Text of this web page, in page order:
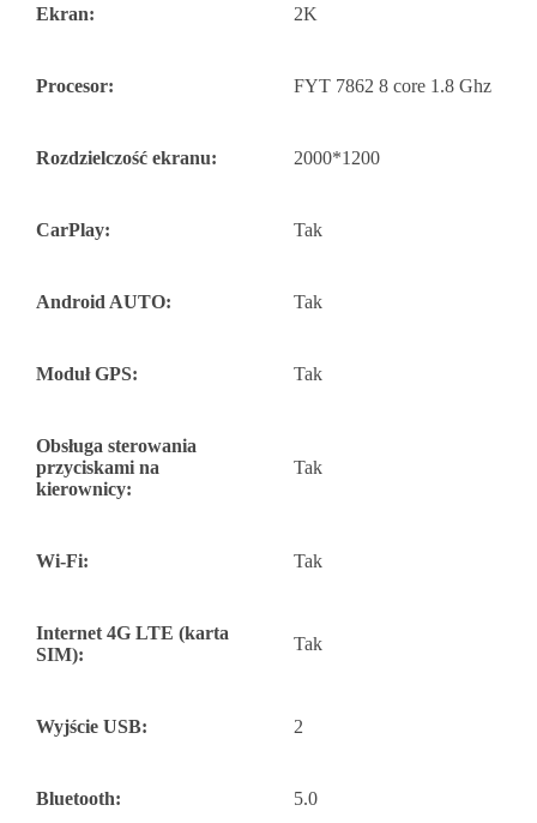
Ekran: 2K
Procesor: FYT 7862 8 core 1.8 Ghz
Rozdzielczość ekranu: 2000*1200
CarPlay: Tak
Android AUTO: Tak
Moduł GPS: Tak
Obsługa sterowania
przyciskami na
kierownicy:
Tak
Wi-Fi: Tak
Internet 4G LTE (karta
SIM):
Tak
Wyjście USB: 2
Bluetooth: 5.0